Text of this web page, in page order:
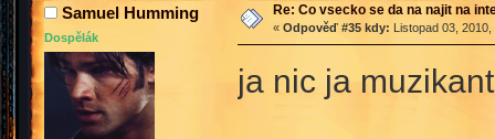
Samuel Humming
Dospělák
Re: Co vsecko se da na najit na
« Odpověď #35 kdy: Listopad 03,
ja nic ja